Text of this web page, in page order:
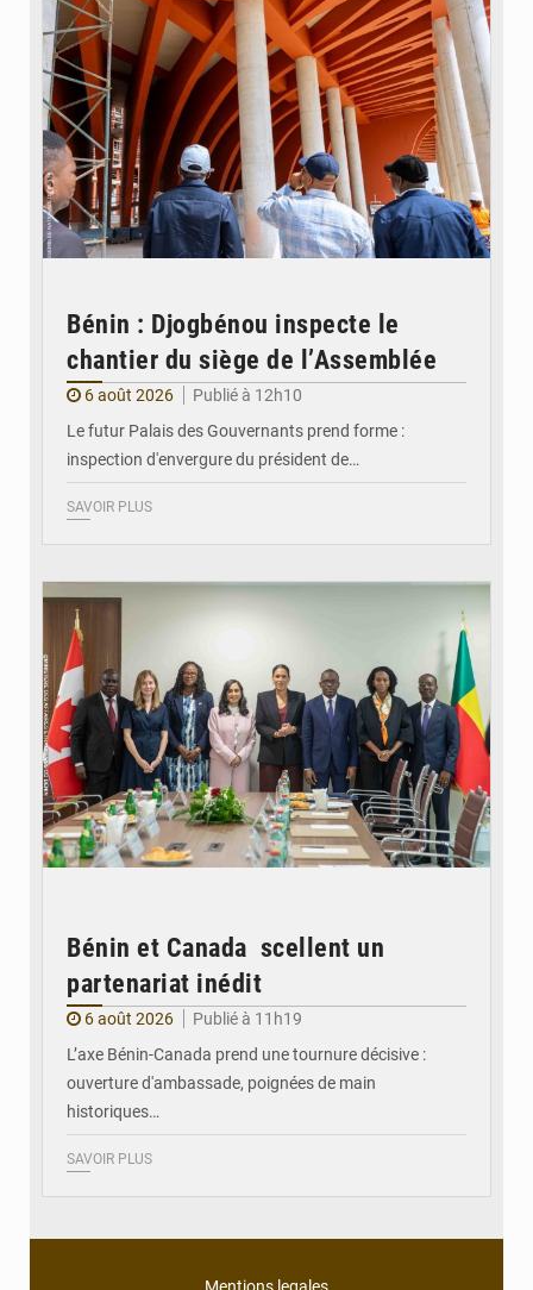
Bénin : Djogbénou inspecte le
chantier du siège de l’Assemblée
6 août 2026
Publié à 12h10
Le futur Palais des Gouvernants prend forme :
inspection d'envergure du président de…
SAVOIR PLUS
Bénin et Canada scellent un
partenariat inédit
6 août 2026
Publié à 11h19
L’axe Bénin-Canada prend une tournure décisive :
ouverture d'ambassade, poignées de main
historiques…
SAVOIR PLUS